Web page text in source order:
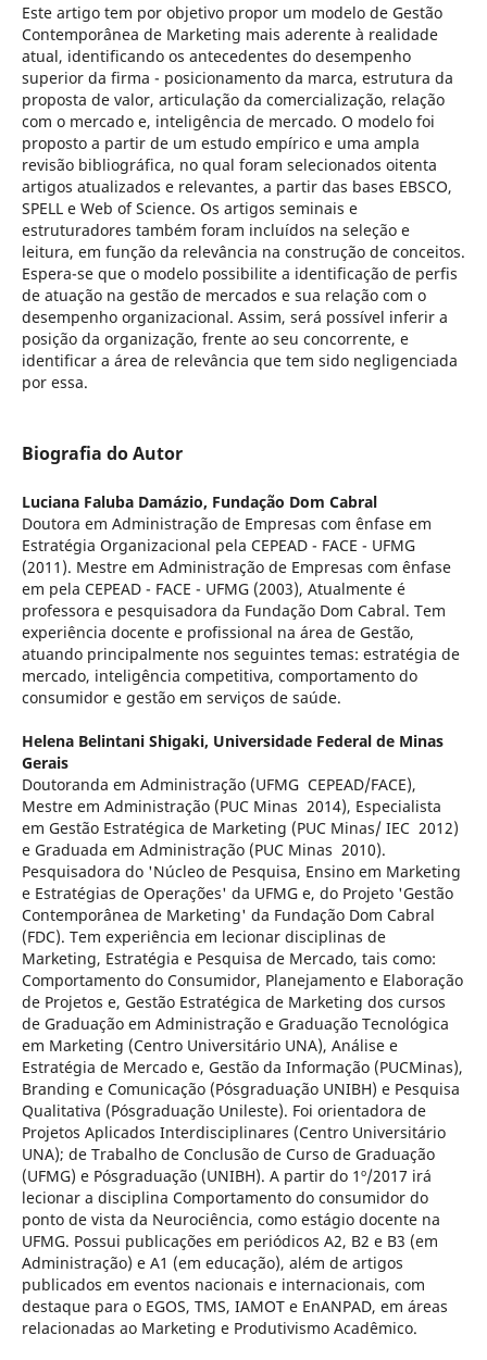
Este artigo tem por objetivo propor um modelo de Gestão
Contemporânea de Marketing mais aderente à realidade
atual, identificando os antecedentes do desempenho
superior da firma - posicionamento da marca, estrutura da
proposta de valor, articulação da comercialização, relação
com o mercado e, inteligência de mercado. O modelo foi
proposto a partir de um estudo empírico e uma ampla
revisão bibliográfica, no qual foram selecionados oitenta
artigos atualizados e relevantes, a partir das bases EBSCO,
SPELL e Web of Science. Os artigos seminais e
estruturadores também foram incluídos na seleção e
leitura, em função da relevância na construção de conceitos.
Espera-se que o modelo possibilite a identificação de perfis
de atuação na gestão de mercados e sua relação com o
desempenho organizacional. Assim, será possível inferir a
posição da organização, frente ao seu concorrente, e
identificar a área de relevância que tem sido negligenciada
por essa.
Biografia do Autor
Luciana Faluba Damázio, Fundação Dom Cabral
Doutora em Administração de Empresas com ênfase em
Estratégia Organizacional pela CEPEAD - FACE - UFMG
(2011). Mestre em Administração de Empresas com ênfase
em pela CEPEAD - FACE - UFMG (2003), Atualmente é
professora e pesquisadora da Fundação Dom Cabral. Tem
experiência docente e profissional na área de Gestão,
atuando principalmente nos seguintes temas: estratégia de
mercado, inteligência competitiva, comportamento do
consumidor e gestão em serviços de saúde.
Helena Belintani Shigaki, Universidade Federal de Minas
Gerais
Doutoranda em Administração (UFMG ­ CEPEAD/FACE),
Mestre em Administração (PUC Minas ­ 2014), Especialista
em Gestão Estratégica de Marketing (PUC Minas/ IEC ­ 2012)
e Graduada em Administração (PUC Minas ­ 2010).
Pesquisadora do 'Núcleo de Pesquisa, Ensino em Marketing
e Estratégias de Operações' da UFMG e, do Projeto 'Gestão
Contemporânea de Marketing' da Fundação Dom Cabral
(FDC). Tem experiência em lecionar disciplinas de
Marketing, Estratégia e Pesquisa de Mercado, tais como:
Comportamento do Consumidor, Planejamento e Elaboração
de Projetos e, Gestão Estratégica de Marketing dos cursos
de Graduação em Administração e Graduação Tecnológica
em Marketing (Centro Universitário UNA), Análise e
Estratégia de Mercado e, Gestão da Informação (PUCMinas),
Branding e Comunicação (Pós­graduação UNIBH) e Pesquisa
Qualitativa (Pós­graduação Unileste). Foi orientadora de
Projetos Aplicados Interdisciplinares (Centro Universitário
UNA); de Trabalho de Conclusão de Curso de Graduação
(UFMG) e Pós­graduação (UNIBH). A partir do 1º/2017 irá
lecionar a disciplina Comportamento do consumidor do
ponto de vista da Neurociência, como estágio docente na
UFMG. Possui publicações em periódicos A2, B2 e B3 (em
Administração) e A1 (em educação), além de artigos
publicados em eventos nacionais e internacionais, com
destaque para o EGOS, TMS, IAMOT e EnANPAD, em áreas
relacionadas ao Marketing e Produtivismo Acadêmico.